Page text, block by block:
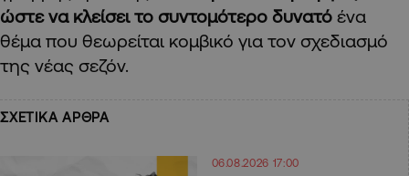
ώστε να κλείσει το συντομότερο δυνατό ένα
θέμα που θεωρείται κομβικό για τον σχεδιασμό
της νέας σεζόν.
ΣΧΕΤΙΚΑ ΑΡΘΡΑ
06.08.2026 17:00